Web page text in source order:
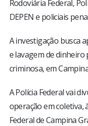
Rodoviária Federal,
DEPEN e policiais
A investigação busca
e lavagem de
criminosa, em
A Polícia Federal vai
operação em coletiva,
Federal de Campina